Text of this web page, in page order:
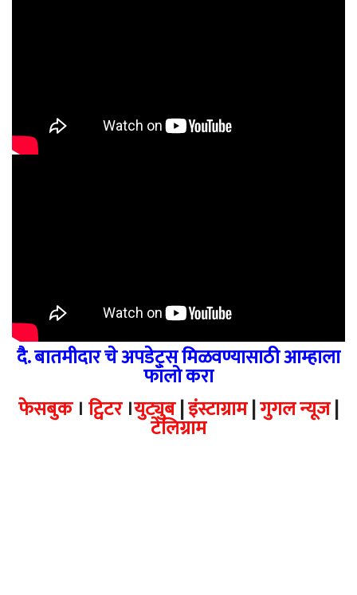
दै. बातमीदार चे अपडेट्स मिळवण्यासाठी आम्हाला
फॉलो करा
फेसबुक। ट्विटर।युट्युब|इंस्टाग्राम|गुगल न्यूज|
टेलिग्राम